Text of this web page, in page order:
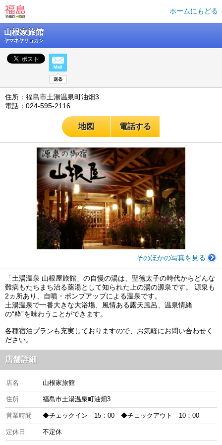
ホームにもどる
山根家旅館
ヤマネヤリョカン
住所：福島市土湯温泉町油畑3
電話：024-595-2116
地図 電話する
そのほかの写真を見る
「土湯温泉 山根屋旅館」の自慢の湯は、聖徳太子の時代からどんな
難病もたちまち治る薬湯として知られた上の湯の源泉です。 源泉も
2ヵ所あり、自噴・ポンプアップによる温泉です。
土湯温泉で一番大きな大浴場、風情ある露天風呂、温泉情緒
の“粋”を味わうことができます。
各種宿泊プランも充実しておりますので、お気軽にお問い合わせく
ださい。
店舗詳細
店名 山根家旅館
住所 福島市土湯温泉町油畑3
営業時間 ◆チェックイン 15：00 ◆チェックアウト 10：00
定休日 不定休